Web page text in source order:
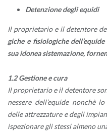
De­ten­zio­ne degli equi­di
Il pro­prie­ta­rio e il de­ten­to­re
gi­che e fi­sio­lo­gi­che
sua ido­nea si­ste­ma­zio­ne,
1.2 Ge­stio­ne e cura
Il pro­prie­ta­rio e il de­ten­to­re
nes­se­re del­l’e­qui­de non­chè
delle at­trez­za­tu­re e degli
ispe­zio­na­re gli stes­si al­me­no